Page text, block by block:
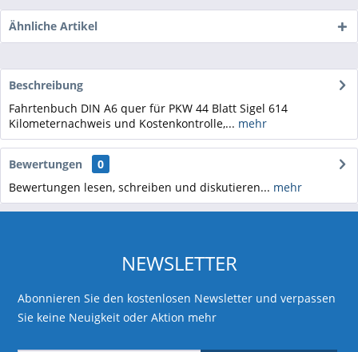
Ähnliche Artikel
Beschreibung
Fahrtenbuch DIN A6 quer für PKW 44 Blatt Sigel 614
Kilometernachweis und Kostenkontrolle,... mehr
Bewertungen
0
Bewertungen lesen, schreiben und diskutieren... mehr
NEWSLETTER
Abonnieren Sie den kostenlosen Newsletter und verpassen
Sie keine Neuigkeit oder Aktion mehr